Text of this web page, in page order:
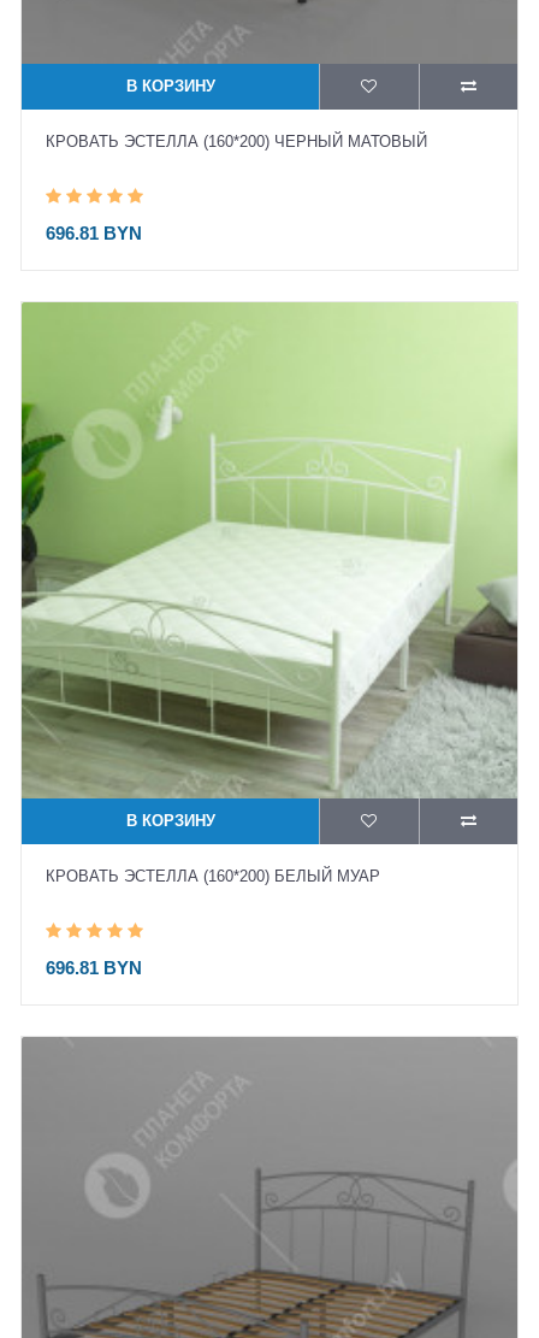
В КОРЗИНУ
КРОВАТЬ ЭСТЕЛЛА (160*200) ЧЕРНЫЙ МАТОВЫЙ
696.81 BYN
В КОРЗИНУ
КРОВАТЬ ЭСТЕЛЛА (160*200) БЕЛЫЙ МУАР
696.81 BYN